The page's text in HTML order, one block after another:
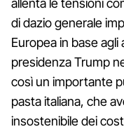
allenta le tensioni
di dazio generale
Europea in base
presidenza Trump
così un importante
pasta italiana, che
insostenibile dei